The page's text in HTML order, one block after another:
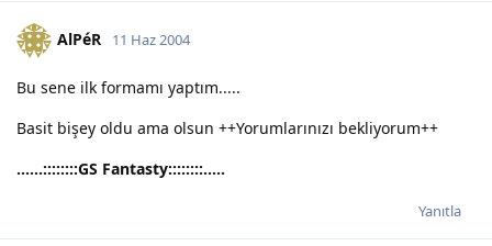
AlPéR 11 Haz 2004
Bu sene ilk formamı yaptım.....
Basit bişey oldu ama olsun ++Yorumlarınızı bekliyorum++
......::::::::GS Fantasty::::::::.....
Yanıtla